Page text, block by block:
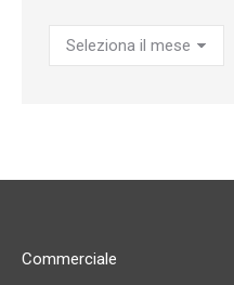
Archivio
Commerciale